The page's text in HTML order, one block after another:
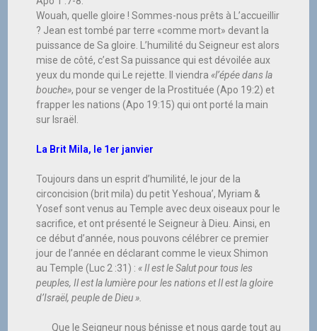
Wouah, quelle gloire ! Sommes-nous prêts à L’accueillir
? Jean est tombé par terre «comme mort» devant la
puissance de Sa gloire. L’humilité du Seigneur est alors
mise de côté, c’est Sa puissance qui est dévoilée aux
yeux du monde qui Le rejette. Il viendra «l’épée dans la
bouche», pour se venger de la Prostituée (Apo 19:2) et
frapper les nations (Apo 19:15) qui ont porté la main
sur Israël.
La Brit Mila, le 1er janvier
Toujours dans un esprit d’humilité, le jour de la
circoncision (brit mila) du petit Yeshoua’, Myriam &
Yosef sont venus au Temple avec deux oiseaux pour le
sacrifice, et ont présenté le Seigneur à Dieu. Ainsi, en
ce début d’année, nous pouvons célébrer ce premier
jour de l’année en déclarant comme le vieux Shimon
au Temple (Luc 2 :31) : « Il est le Salut pour tous les
peuples, Il est la lumière pour les nations et Il est la gloire
d’Israël, peuple de Dieu ».
Que le Seigneur nous bénisse et nous garde tout au